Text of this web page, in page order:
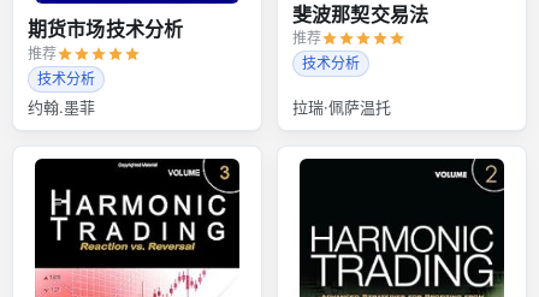
期货市场技术分析
推荐
技术分析
约翰.墨菲
斐波那契交易法
推荐
技术分析
拉瑞·佩萨温托